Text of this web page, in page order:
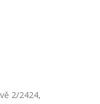
2/2424,